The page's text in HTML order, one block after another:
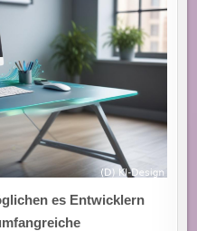
PLATTFORMEN
ZUR
EFFEKTIVEN
CHANCEN
UND
IM
FOKUS.“
es Entwicklern